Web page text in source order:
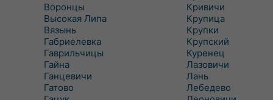
Воронцы
Высокая Липа
Вязынь
Габриелевка
Гаврильчицы
Гайна
Ганцевичи
Гатово
Кривичи
Крупица
Крупки
Крупский
Куренец
Лазовичи
Лань
Лебедево